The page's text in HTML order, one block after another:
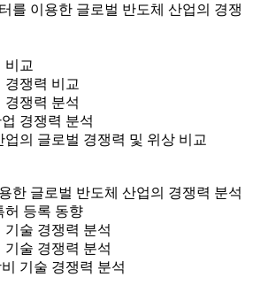
를 이용한 글로벌 반도체 산업의 경쟁
비교
경쟁력 비교
경쟁력 분석
경쟁력 분석
업의 글로벌 경쟁력 및 위상 비교
한 글로벌 반도체 산업의 경쟁력 분석
허 등록 동향
기술 경쟁력 분석
기술 경쟁력 분석
기술 경쟁력 분석